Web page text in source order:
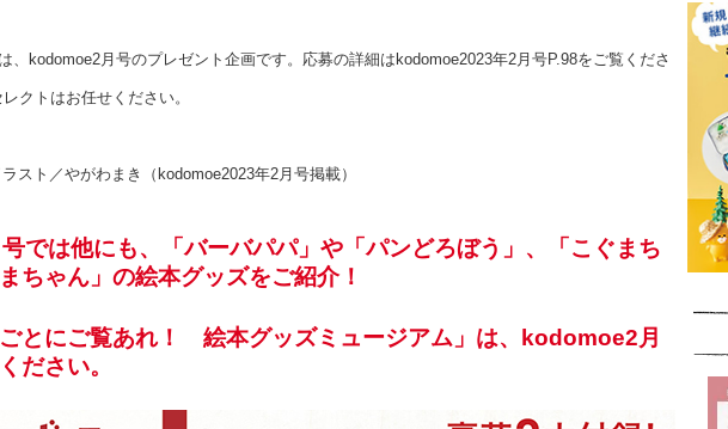
、kodomoe2月号のプレゼント企画です。応募の詳細はkodomoe2023年2月号P.98をご覧くださ
クトはお任せください。
スト／やがわまき（kodomoe2023年2月号掲載）
では他にも、「バーバパパ」や「パンどろぼう」、「こぐまち
ちゃん」の絵本グッズをご紹介！
ごとにご覧あれ！ 絵本グッズミュージアム」は、kodomoe2月
ださい。